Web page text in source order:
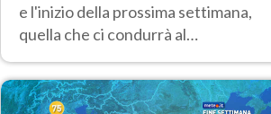
e l'inizio della prossima settimana,
quella che ci condurrà al
temperature molto elevate